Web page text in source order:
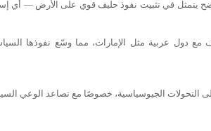
يتمثل في تثبيت نفوذ حليف قوي على الأرض — أي
مع دول عربية مثل الإمارات، مما وسّع نفوذها
التحولات الجيوسياسية، خصوصًا مع تصاعد الوعي